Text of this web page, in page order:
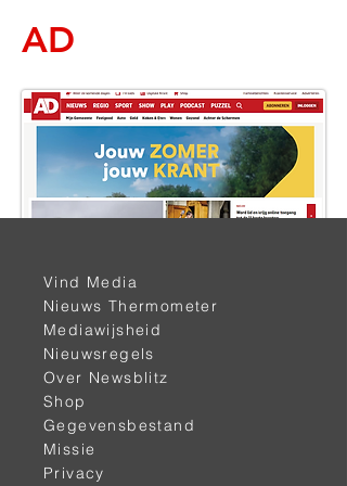
AD
Vind Media
Nieuws Thermometer
Mediawijsheid
Nieuwsregels
Over Newsblitz
Shop
Gegevensbestand
Missie
Privacy